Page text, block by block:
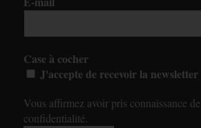
Case à cocher
J'accepte de recevoir la
Vous affirmez avoir pris connaissance
confidentialité